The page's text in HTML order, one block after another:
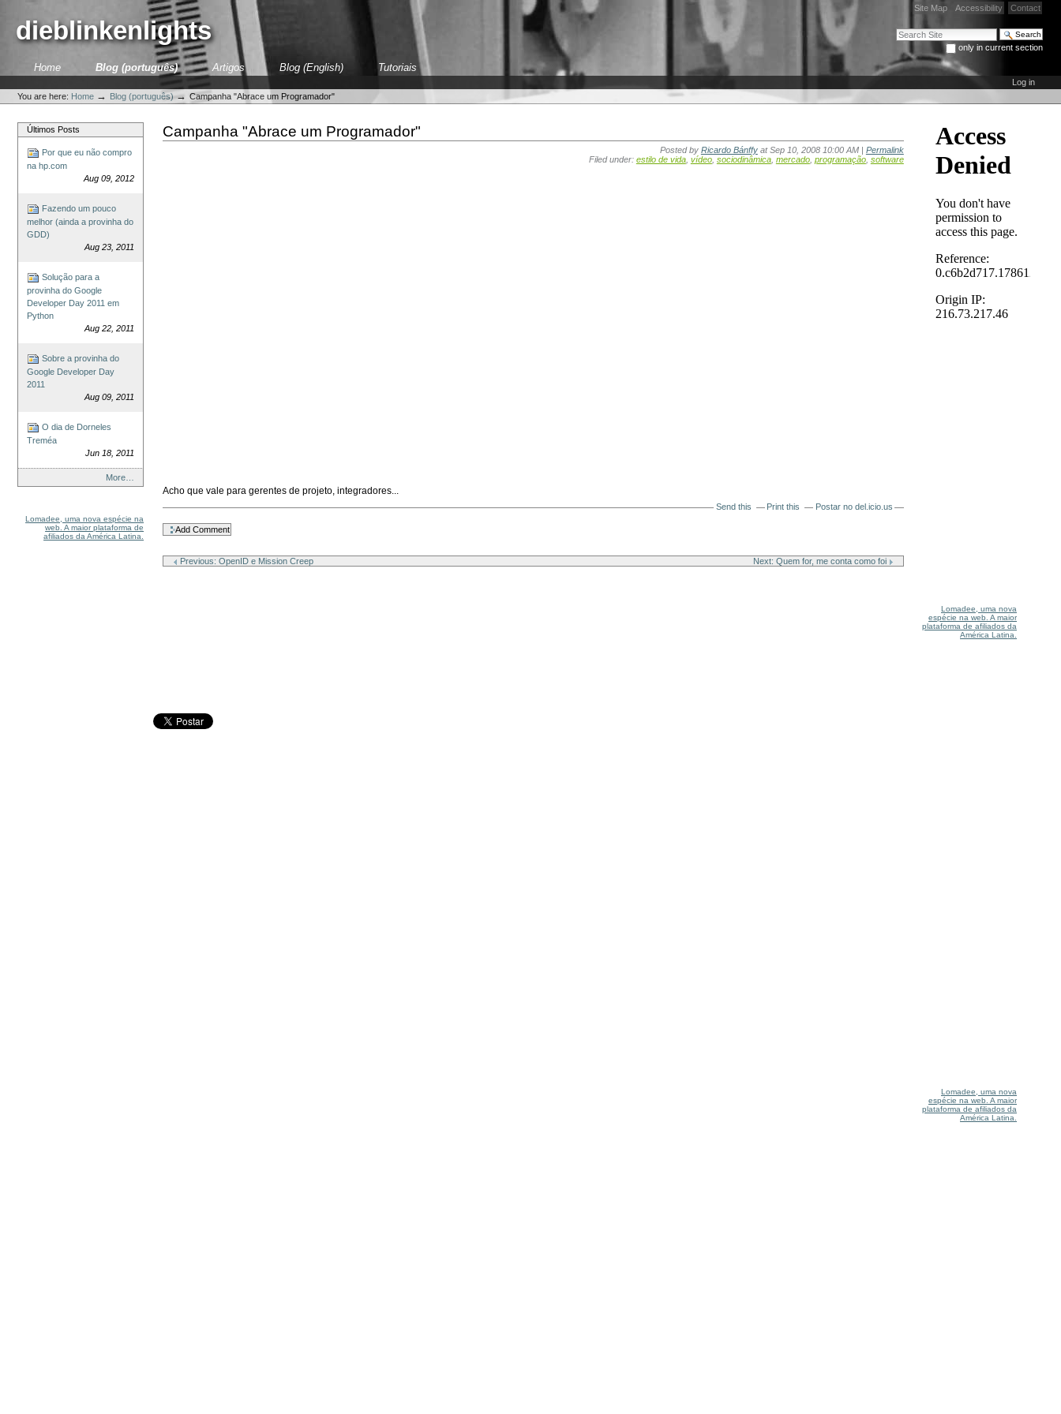
content.
Site Map Accessibility Contact
Search Site
only in current section
Advanced Search…
dieblinkenlights
SectionsHome Blog (português) Artigos Blog (English) Tutoriais
tools
Log in
You are here: Home → Blog (português) →Campanha "Abrace um Programador"
Últimos Posts
Por que eu não compro
na hp.com
Aug 09, 2012
Fazendo um pouco
melhor (ainda a provinha do
GDD)
Aug 23, 2011
Solução para a
provinha do Google
Developer Day 2011 em
Python
Aug 22, 2011
Sobre a provinha do
Google Developer Day
2011
Aug 09, 2011
O dia de Dorneles
Treméa
Jun 18, 2011
More…
Lomadee, uma nova espécie na
web. A maior plataforma de
afiliados da América Latina.
Campanha "Abrace um Programador"
Posted by Ricardo Bánffy at Sep 10, 2008 10:00 AM | Permalink
Filed under: estilo de vida, vídeo, sociodinâmica, mercado, programação, software
Acho que vale para gerentes de projeto, integradores...
Actions
Send this Print this Postar no del.icio.us
Previous: OpenID e Mission Creep Next: Quem for, me conta como foi
Lomadee, uma nova
espécie na web. A maior
plataforma de afiliados da
América Latina.
Lomadee, uma nova
espécie na web. A maior
plataforma de afiliados da
América Latina.